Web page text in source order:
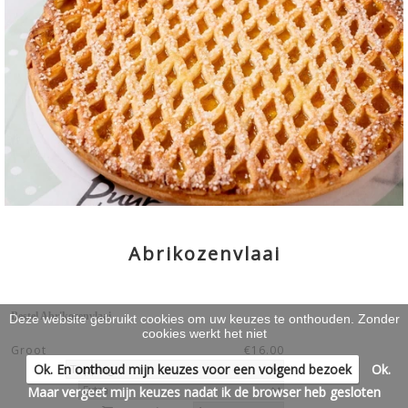
WARME GERECHTEN & KOUDE
SCHOTELS
>
WERKEN & LEREN >
Abrikozenvlaai
Bestel Abrikozenvlaai
Groot €16.00
Deze website gebruikt cookies om uw keuzes te onthouden. Zonder
cookies werkt het niet
Ok. En onthoud mijn keuzes voor een volgend bezoek
Ok.
Maar vergeet mijn keuzes nadat ik de browser heb gesloten